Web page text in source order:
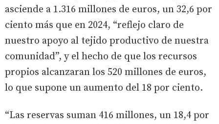
asciende a 1.316 millones de euros, un 32,6 por
ciento más que en 2024, “reflejo claro de
nuestro apoyo al tejido productivo de nuestra
comunidad”, y el hecho de que los recursos
propios alcanzaran los 520 millones de euros,
lo que supone un aumento del 18 por ciento.
“Las reservas suman 416 millones, un 18,4 por